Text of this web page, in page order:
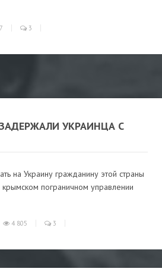
3
УКРАИНЦА С
на Украину гражданину этой страны
пограничном управлении
4 805 3